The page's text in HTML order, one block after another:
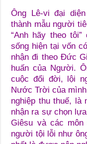
Ông Lê-vi đại
thành mẫu người
“Anh hãy theo
sống hiện tại vốn
nhận đi theo Đức
huấn của Người.
cuộc đổi đời, lội
Nước Trời của
nghiệp thu thuế, là
nhận ra sự chọn
Giêsu và các
người tội lỗi như